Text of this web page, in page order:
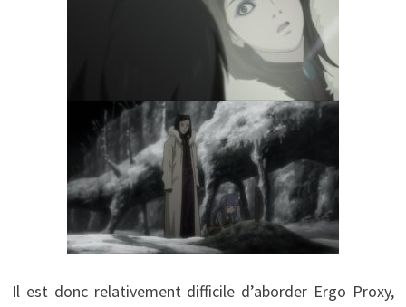
Il est donc relativement difficile d’aborder Ergo Proxy,